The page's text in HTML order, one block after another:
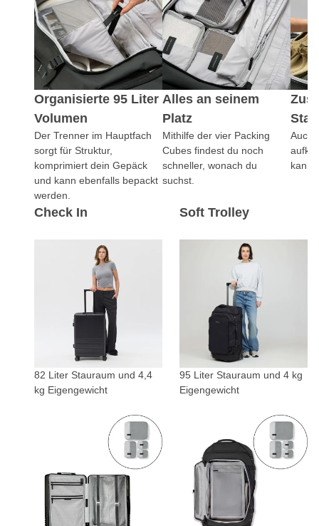
Organisierte 95 Liter
Volumen
Der Trenner im Hauptfach
sorgt für Struktur,
komprimiert dein Gepäck
und kann ebenfalls bepackt
werden.
Alles an seinem
Platz
Mithilfe der vier Packing
Cubes findest du noch
schneller, wonach du
suchst.
Auch
Check In Soft Trolley
82 Liter Stauraum und 4,4
kg Eigengewicht
95 Liter Stauraum und 4 kg
Eigengewicht